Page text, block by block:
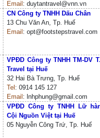
Email : duytantravel@vnn.vn
CN Công ty TN HH Dấu Chân
13 Chu Văn An, Tp. Huế
Email : opt@footstepstravel.com
VPĐD Công ty TNHH TM-DV
Travel tại Huế
32 Hai Bà Trưng, Tp. Huế
Tel : 0914 145 127
Email : lnhphung@gmail.com
VPĐD Công ty TNHH Lữ
Cội Nguồn Việt tại Huế
05 Nguyễn Công Trứ, Tp. Huế